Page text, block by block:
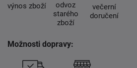
výnos zboží
odvoz
starého
zboží
večerní
doručení
Možnosti dopravy: